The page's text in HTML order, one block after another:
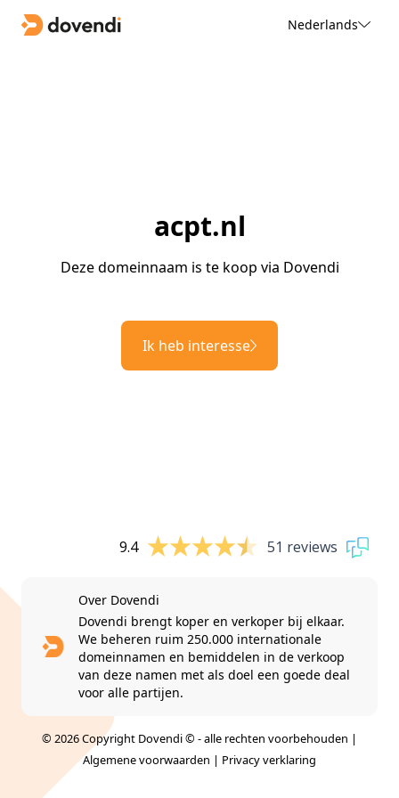
Nederlands
acpt.nl
Deze domeinnaam is te koop via Dovendi
Ik heb interesse
9.4 51 reviews
Over Dovendi
Dovendi brengt koper en verkoper bij elkaar.
We beheren ruim 250.000 internationale
domeinnamen en bemiddelen in de verkoop
van deze namen met als doel een goede deal
voor alle partijen.
© 2026 Copyright Dovendi © - alle rechten voorbehouden |
Algemene voorwaarden | Privacy verklaring